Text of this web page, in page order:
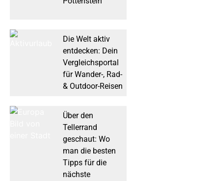
Die Welt aktiv
entdecken: Dein
Vergleichsportal
für Wander-, Rad-
& Outdoor-Reisen
Über den
Tellerrand
geschaut: Wo
man die besten
Tipps für die
nächste